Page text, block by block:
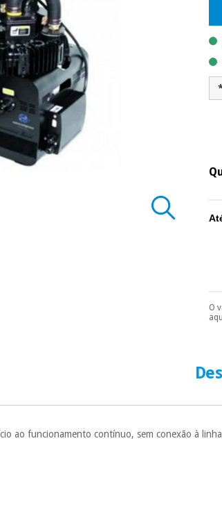
O
ao funcionamento contínuo, sem conexão à